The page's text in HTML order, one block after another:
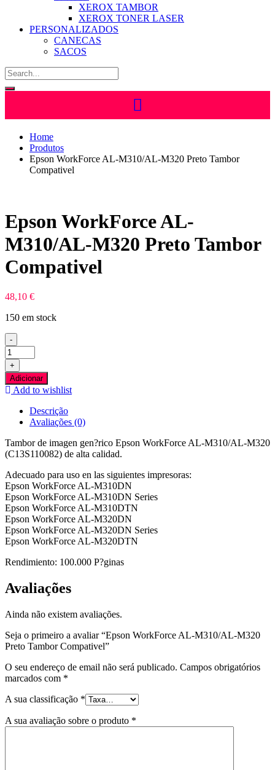
XEROX TAMBOR
XEROX TONER LASER
PERSONALIZADOS
CANECAS
SACOS
Home
Produtos
Epson WorkForce AL-M310/AL-M320 Preto Tambor
Compativel
Epson WorkForce AL-
M310/AL-M320 Preto Tambor
Compativel
48,10 €
150 em stock
-
Quantidade
de
Epson
WorkForce
AL-
M310/AL-
Tambor
Compativel
+
Adicionar
Add to wishlist
Descrição
Avaliações (0)
Tambor de imagen gen?rico Epson WorkForce AL-M310/AL-M320
(C13S110082) de alta calidad.
Adecuado para uso en las siguientes impresoras:
Epson WorkForce AL-M310DN
Epson WorkForce AL-M310DN Series
Epson WorkForce AL-M310DTN
Epson WorkForce AL-M320DN
Epson WorkForce AL-M320DN Series
Epson WorkForce AL-M320DTN
Rendimiento: 100.000 P?ginas
Avaliações
Ainda não existem avaliações.
Seja o primeiro a avaliar “Epson WorkForce AL-M310/AL-M320
Preto Tambor Compativel”
O seu endereço de email não será publicado. Campos obrigatórios
marcados com *
A sua classificação *
A sua avaliação sobre o produto *